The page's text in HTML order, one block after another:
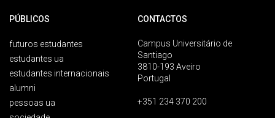
PÚBLICOS
futuros estudantes
estudantes ua
estudantes internacionais
alumni
pessoas ua
CONTACTOS
Campus Universitário de
Santiago
3810-193 Aveiro
Portugal
+351 234 370 200